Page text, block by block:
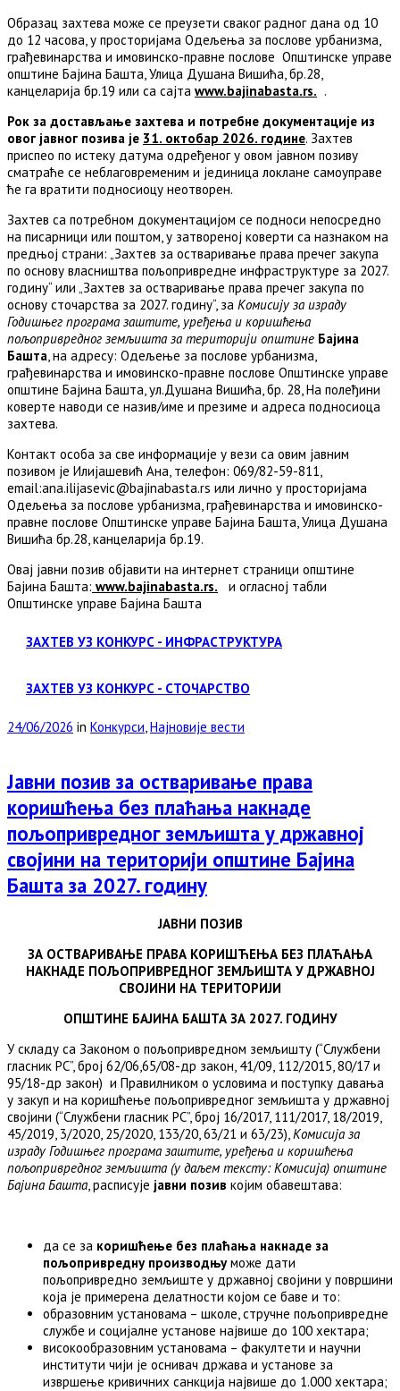
Образац захтева може се преузети сваког радног дана од 10
до 12 часова, у просторијама Одељења за послове урбанизма,
грађевинарства и имовинско-правне послове Општинске управе
општине Бајина Башта, Улица Душана Вишића, бр.28,
канцеларија бр.19 или са сајта www.bajinabasta.rs. .
Рок за достављање захтева и потребне документације из
овог јавног позива је 31. октобар 2026. године. Захтев
приспео по истеку датума одређеног у овом јавном позиву
сматраће се неблаговременим и јединица локлане самоуправе
ће га вратити подносиоцу неотворен.
Захтев са потребном документацијом се подноси непосредно
на писарници или поштом, у затвореној коверти са назнаком на
предњој страни: „Захтев за остваривање права пречег закупа
по основу власништва пољопривредне инфраструктуре за 2027.
годину“ или „Захтев за остваривање права пречег закупа по
основу сточарства за 2027. годину“, за Комисију за израду
Годишњег програма заштите, уређења и коришћења
пољопривредног земљишта за територији општине Бајина
Башта , на адресу: Одељење за послове урбанизма,
грађевинарства и имовинско-правне послове Општинске управе
општине Бајина Башта, ул.Душана Вишића, бр. 28, На полеђини
коверте наводи се назив/име и презиме и адреса подносиоца
захтева.
Контакт особа за све информације у вези са овим јавним
позивом је Илијашевић Ана, телефон: 069/82-59-811,
email:ana.ilijasevic@bajinabasta.rs или лично у просторијама
Одељења за послове урбанизма, грађевинарства и имовинско-
правне послове Општинске управе Бајина Башта, Улица Душана
Вишића бр.28, канцеларија бр.19.
Овај јавни позив објавити на интернет страници општине
Бајина Башта: www.bajinabasta.rs. и огласној табли
Општинске управе Бајина Башта
ЗАХТЕВ УЗ КОНКУРС - ИНФРАСТРУКТУРА
ЗАХТЕВ УЗ КОНКУРС - СТОЧАРСТВО
24/06/2026 in Конкурси Најновије вести
Јавни позив за остваривање права
коришћења без плаћања накнаде
пољопривредног земљишта у државној
својини на територији општине Бајина
Башта за 2027. годину
ЈАВНИ ПОЗИВ
ЗА ОСТВАРИВАЊЕ ПРАВА КОРИШЋЕЊА БЕЗ ПЛАЋАЊА
НАКНАДЕ ПОЉОПРИВРЕДНОГ ЗЕМЉИШТА У ДРЖАВНОЈ
СВОЈИНИ НА ТЕРИТОРИЈИ
ОПШТИНЕ БАЈИНА БАШТА ЗА 2027. ГОДИНУ
У складу са Законом о пољопривредном земљишту (“Службени
гласник РС”, број 62/06,65/08-др закон, 41/09, 112/2015, 80/17 и
95/18-др закон) и Правилником о условима и поступку давања
у закуп и на коришћење пољопривредног земљишта у државној
својини (“Службени гласник РС”, број 16/2017, 111/2017, 18/2019,
45/2019, 3/2020, 25/2020, 133/20, 63/21 и 63/23),Комисија за
израду Годишњег програма заштите, уређења и коришћења
пољопривредног земљишта (у даљем тексту: Комисија) општине
Бајина Башта, расписује јавни позив којим обавештава:
да се за коришћење без плаћања накнаде за
пољопривредну производњуможе дати
пољопривредно земљиште у државној својини у површини
која је примерена делатности којом се баве и то:
образовним установама – школe, стручнe пољопривреднe
службe и социјалнe установe највише до 100 хектара;
високообразовним установама – факултети и научни
институти чији је оснивач држава и установe за
извршење кривичних санкција највише до 1.000 хектара;